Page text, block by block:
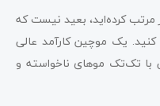
مرتب کرده‌اید، بعید نیست که
یک موچین کارآمد عالی
با تک‌تک موهای ناخواسته و